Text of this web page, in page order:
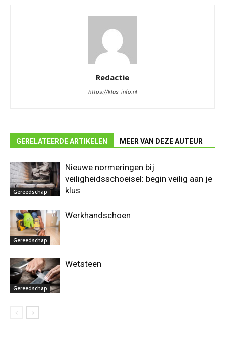
Redactie
https://klus-info.nl
GERELATEERDE ARTIKELEN MEER VAN DEZE AUTEUR
Gereedschap
Nieuwe normeringen bij
veiligheidsschoeisel: begin veilig aan je
klus
Gereedschap
Werkhandschoen
Gereedschap
Wetsteen